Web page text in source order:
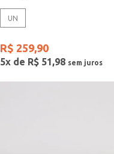
UN
R$ 259,90
5x de R$ 51,98